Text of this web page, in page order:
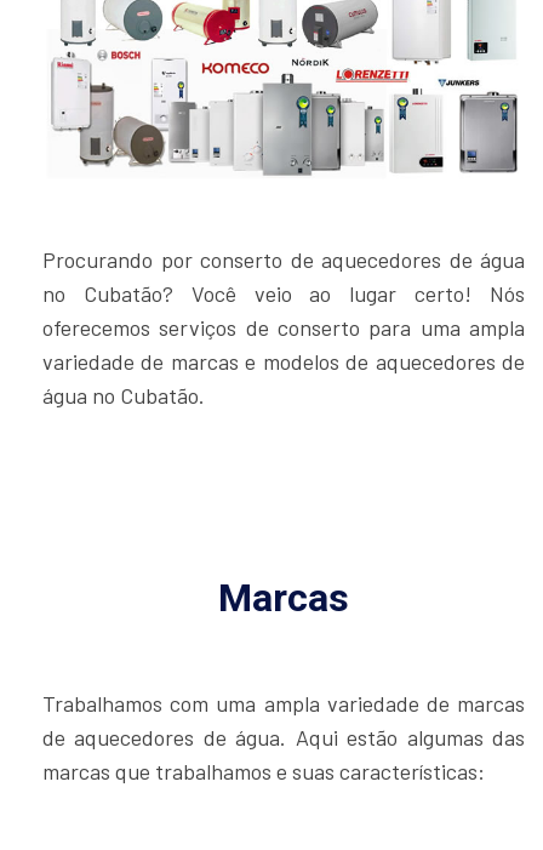
Procurando por conserto de aquecedores de água
no Cubatão? Você veio ao lugar certo! Nós
oferecemos serviços de conserto para uma ampla
variedade de marcas e modelos de aquecedores de
água no Cubatão.
Marcas
Trabalhamos com uma ampla variedade de marcas
de aquecedores de água. Aqui estão algumas das
marcas que trabalhamos e suas características: